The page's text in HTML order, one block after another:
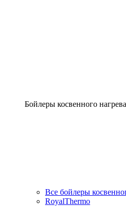
Бойлеры косвенного нагрева
Все бойлеры
RoyalThermo